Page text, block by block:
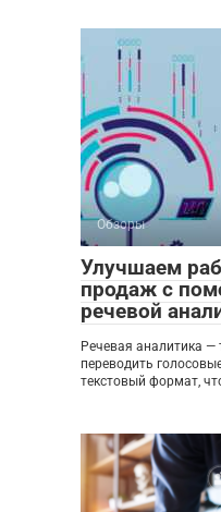
Обзоры
Улучшаем
продаж с
речевой
Речевая аналитика
переводить
текстовый формат,